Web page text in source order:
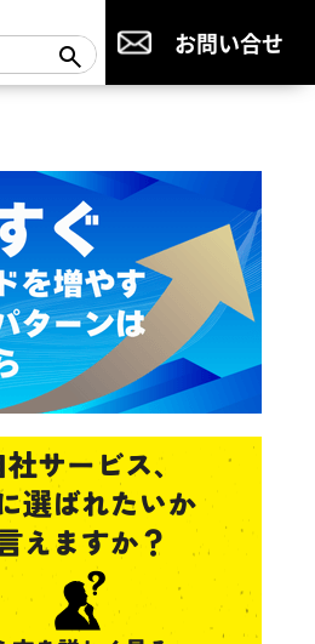
お問い合せ